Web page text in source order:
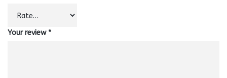
Your review *